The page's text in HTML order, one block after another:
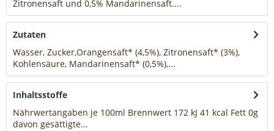
Zitronensaft und 0,5% Mandarinensaft....
Zutaten
Wasser, Zucker,Orangensaft* (4,5%), Zitronensaft* (3%),
Kohlensäure, Mandarinensaft* (0,5%),...
Inhaltsstoffe
Nährwertangaben je 100ml Brennwert 172 kJ 41 kcal Fett 0g
davon gesättigte...